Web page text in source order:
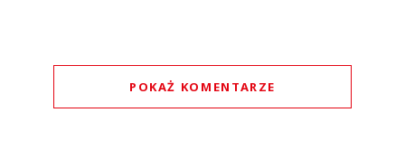
POKAŻ KOMENTARZE